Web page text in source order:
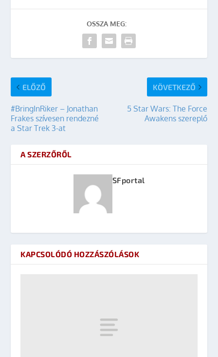
OSSZA MEG:
ELŐZŐ
#BringInRiker – Jonathan
Frakes szívesen rendezné
a Star Trek 3-at
KÖVETKEZŐ
5 Star Wars: The Force
Awakens szereplő
A SZERZŐRŐL
SFportal
KAPCSOLÓDÓ HOZZÁSZÓLÁSOK